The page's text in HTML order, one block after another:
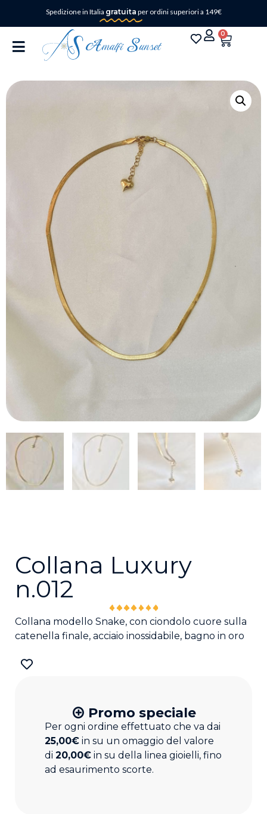
Spedizione in Italia gratuita per ordini superiori a 149€
0
Collana Luxury
n.012
Collana modello Snake, con ciondolo cuore sulla
catenella finale, acciaio inossidabile, bagno in oro
Promo speciale
Per ogni ordine effettuato che va dai
25,00€ in su un omaggio del valore
di 20,00€ in su della linea gioielli, fino
ad esaurimento scorte.